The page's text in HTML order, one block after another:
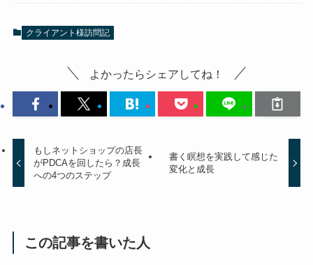
クライアント様訪問記
よかったらシェアしてね！
もしネットショップの店長
がPDCAを回したら？成長
への4つのステップ
書く瞑想を実践して感じた
変化と成長
この記事を書いた人